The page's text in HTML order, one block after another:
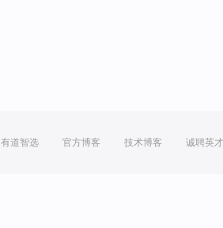
有道智选 官方博客 技术博客 诚聘英才